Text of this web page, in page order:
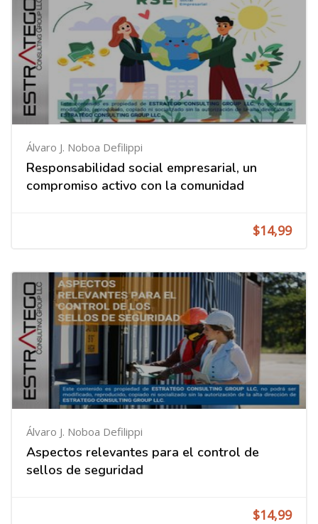
Álvaro J. Noboa Defilippi
Responsabilidad social empresarial, un
compromiso activo con la comunidad
$14,99
Álvaro J. Noboa Defilippi
Aspectos relevantes para el control de
sellos de seguridad
$14,99